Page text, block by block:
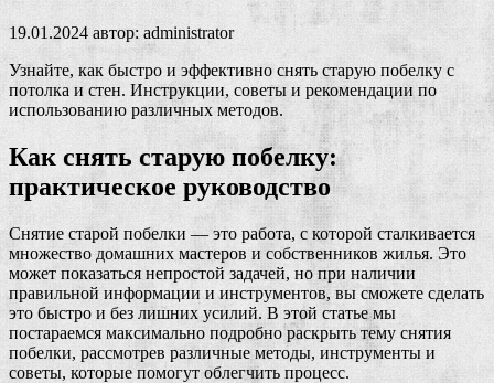
19.01.2024автор: administrator
Узнайте, как быстро и эффективно снять старую побелку с
потолка и стен. Инструкции, советы и рекомендации по
использованию различных методов.
Как снять старую побелку:
практическое руководство
Снятие старой побелки — это работа, с которой сталкивается
множество домашних мастеров и собственников жилья. Это
может показаться непростой задачей, но при наличии
правильной информации и инструментов, вы сможете сделать
это быстро и без лишних усилий. В этой статье мы
постараемся максимально подробно раскрыть тему снятия
побелки, рассмотрев различные методы, инструменты и
советы, которые помогут облегчить процесс.